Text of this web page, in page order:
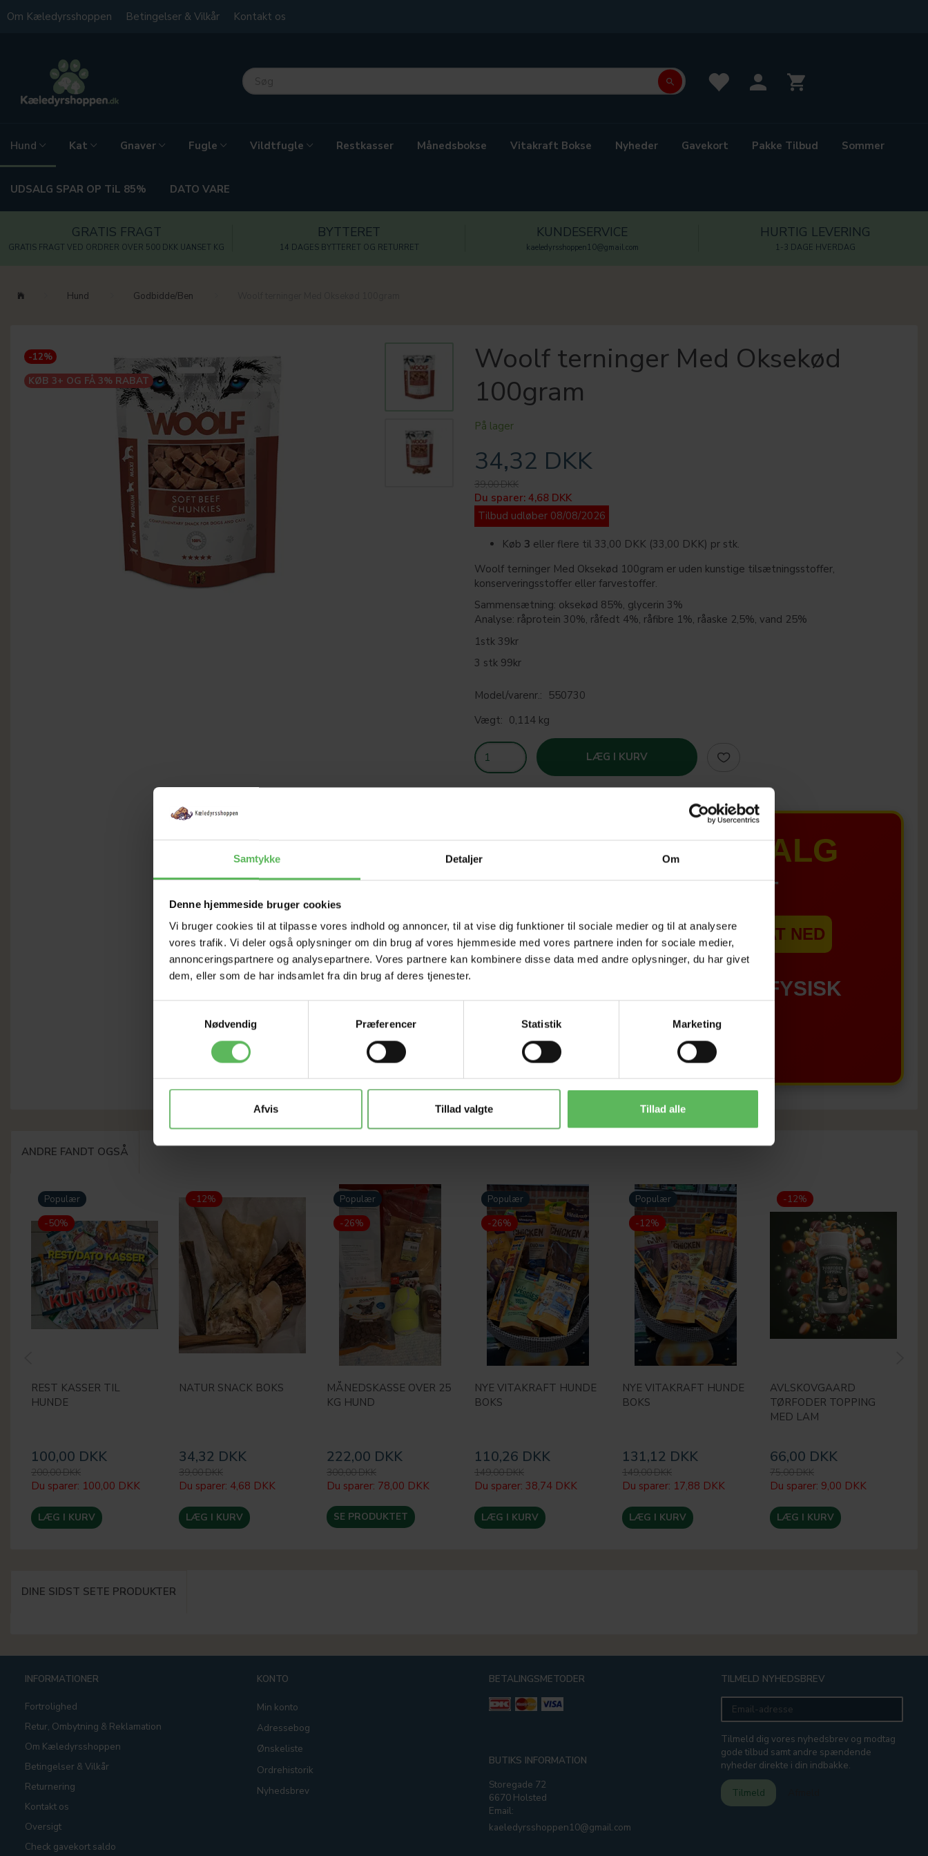
Samtykke Detaljer Om
Denne hjemmeside bruger cookies
Vi bruger cookies til at tilpasse vores indhold og annoncer, til at vise dig funktioner til sociale medier og til at analysere
vores trafik. Vi deler også oplysninger om din brug af vores hjemmeside med vores partnere inden for sociale medier,
annonceringspartnere og analysepartnere. Vores partnere kan kombinere disse data med andre oplysninger, du har givet
dem, eller som de har indsamlet fra din brug af deres tjenester.
Nødvendig
Præferencer Statistik Marketing
Afvis Tillad valgte Tillad alle
Om Kæledyrsshoppen Betingelser & Vilkår Kontakt os
Hund Kat Gnaver Fugle Vildtfugle Restkasser Månedsbokse Vitakraft Bokse Nyheder Gavekort Pakke Tilbud Sommer
UDSALG SPAR OP TiL 85% DATO VARE
GRATIS FRAGT
GRATIS FRAGT VED ORDRER OVER 500 DKK UANSET KG
BYTTERET
14 DAGES BYTTERET OG RETURRET
KUNDESERVICE
kaeledyrsshoppen10@gmail.com
HURTIG LEVERING
1-3 DAGE HVERDAG
Hund Godbidde/Ben
-12%
KØB 3+ OG FÅ 3% RABAT
Woolf terninger Med Oksekød
100gram
På lager
34,32 DKK
39,00 DKK
Du sparer: 4,68 DKK
Tilbud udløber 08/08/2026
Køb 3 eller flere til 33,00 DKK (33,00 DKK) pr stk.
Woolf terninger Med Oksekød 100gram er uden kunstige tilsætningsstoffer,
konserveringsstoffer eller farvestoffer.
Sammensætning: oksekød 85%, glycerin 3%
Analyse: råprotein 30%, råfedt 4%, råfibre 1%, råaske 2,5%, vand 25%
1stk 39kr
3 stk 99kr
Model/varenr.: 550730
Vægt: 0,114 kg
LÆG I KURV
SOMMER UDSALG
TIL D. 8 AUGUST
HELE WEBSHOPPEN ER SAT NED
Tilbud GÆLDER IKKE I FYSISK
BUTIKKERE
ANDRE FANDT OGSÅ
Populær
-50%
REST KASSER TIL
HUNDE
100,00 DKK
200,00 DKK
Du sparer: 100,00 DKK
LÆG I KURV
-12%
NATUR SNACK BOKS
34,32 DKK
39,00 DKK
Du sparer: 4,68 DKK
LÆG I KURV
Populær
-26%
MÅNEDSKASSE OVER 25
KG HUND
222,00 DKK
300,00 DKK
Du sparer: 78,00 DKK
SE PRODUKTET
Populær
-26%
NYE VITAKRAFT HUNDE
BOKS
110,26 DKK
149,00 DKK
Du sparer: 38,74 DKK
LÆG I KURV
Populær
-12%
NYE VITAKRAFT HUNDE
BOKS
131,12 DKK
149,00 DKK
Du sparer: 17,88 DKK
LÆG I KURV
-12%
AVLSKOVGAARD
TØRFODER TOPPING
MED LAM
66,00 DKK
75,00 DKK
Du sparer: 9,00 DKK
LÆG I KURV
DINE SIDST SETE PRODUKTER
INFORMATIONER
Fortrolighed
Retur, Ombytning & Reklamation
Om Kæledyrsshoppen
Betingelser & Vilkår
Returnering
Kontakt os
Oversigt
Check gavekort saldo
KONTO
Min konto
Adressebog
Ønskeliste
Ordrehistorik
Nyhedsbrev
BETALINGSMETODER
BUTIKS INFORMATION
Storegade 72
6670 Holsted
Email:
kaeledyrsshoppen10@gmail.com
TILMELD NYHEDSBREV
Email-
adresse
Tilmeld dig vores nyhedsbrev og modtag
gode tilbud samt andre spændende
nyheder direkte i din indbakke.
Tilmeld